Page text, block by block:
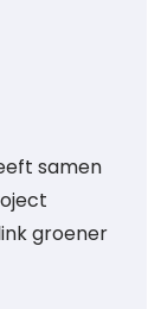
samen
groener